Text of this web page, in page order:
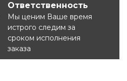
Ответственность
Мы ценим Ваше время
истрого следим за
сроком исполнения
заказа